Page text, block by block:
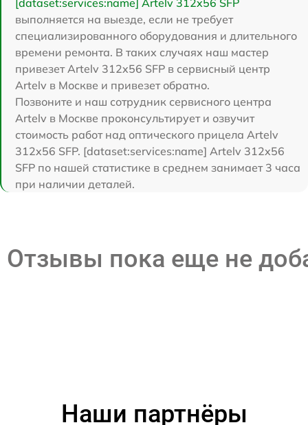
выполняется на выезде, если не требует
специализированного оборудования и длительного
времени ремонта. В таких случаях наш мастер
привезет Artelv 312x56 SFP в сервисный центр
Artelv в Москве и привезет обратно.
Позвоните и наш сотрудник сервисного центра
Artelv в Москве проконсультирует и озвучит
стоимость работ над оптического прицела Artelv
312x56 SFP. [dataset:services:name] Artelv 312x56
SFP по нашей статистике в среднем занимает 3 часа
при наличии деталей.
Отзывы пока еще не
Наши партнёры